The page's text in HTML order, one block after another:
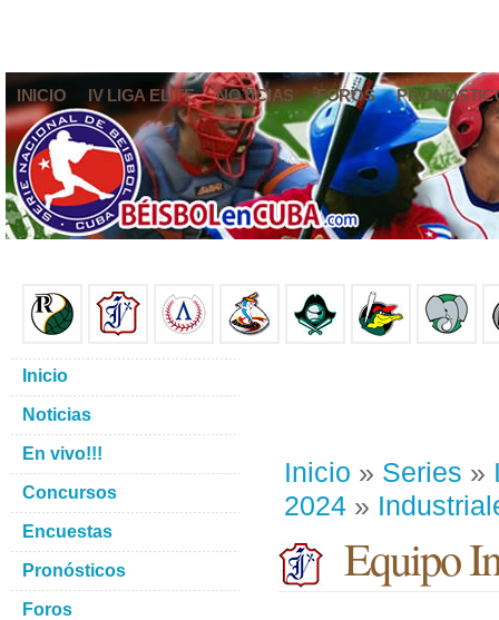
INICIO IV LIGA ELITE NOTICIAS FOROS
Inicio » Series »
2024 »
Equipo
Inicio
Noticias
En vivo!!!
Concursos
Encuestas
Pronósticos
Foros